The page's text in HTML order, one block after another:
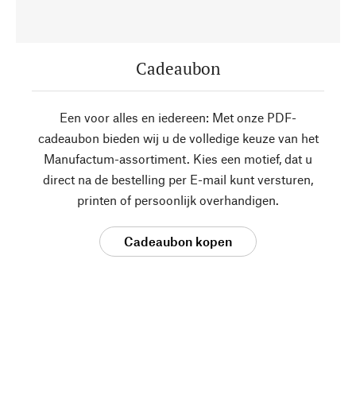
Cadeaubon
Een voor alles en iedereen: Met onze PDF-
cadeaubon bieden wij u de volledige keuze van het
Manufactum-assortiment. Kies een motief, dat u
direct na de bestelling per E-mail kunt versturen,
printen of persoonlijk overhandigen.
Cadeaubon kopen